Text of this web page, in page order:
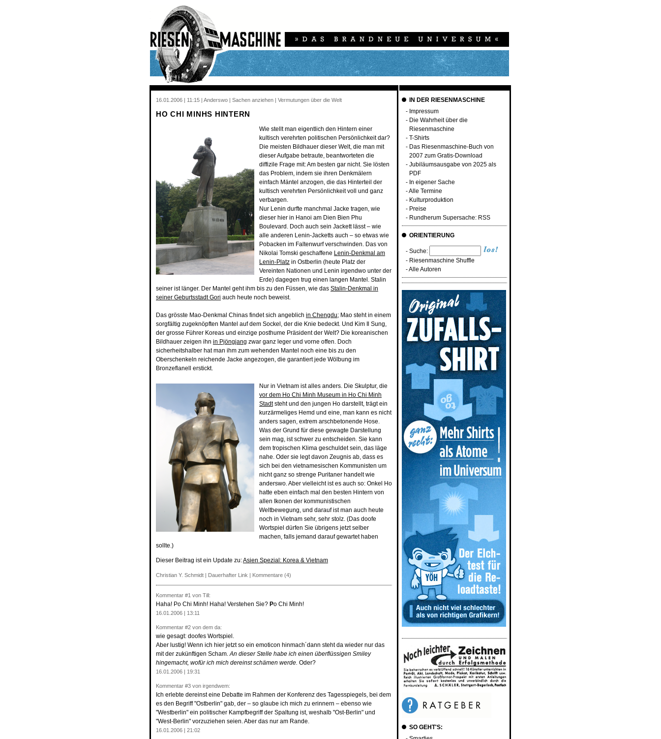
16.01.2006 | 11:15 | Anderswo | Sachen anziehen | Vermutungen über die Welt
HO CHI MINHS HINTERN
Wie stellt man eigentlich den Hintern einer
kultisch verehrten politischen Persönlichkeit dar?
Die meisten Bildhauer dieser Welt, die man mit
dieser Aufgabe betraute, beantworteten die
diffizile Frage mit: Am besten gar nicht. Sie lösten
das Problem, indem sie ihren Denkmälern
einfach Mäntel anzogen, die das Hinterteil der
kultisch verehrten Persönlichkeit voll und ganz
verbargen.
Nur Lenin durfte manchmal Jacke tragen, wie
dieser hier in Hanoi am Dien Bien Phu
Boulevard. Doch auch sein Jackett lässt – wie
alle anderen Lenin-Jacketts auch – so etwas wie
Pobacken im Faltenwurf verschwinden. Das von
Nikolai Tomski geschaffene Lenin-Denkmal am
Lenin-Platz in Ostberlin (heute Platz der
Vereinten Nationen und Lenin irgendwo unter der
Erde) dagegen trug einen langen Mantel. Stalin
seiner ist länger. Der Mantel geht ihm bis zu den Füssen, wie das Stalin-Denkmal in
seiner Geburtsstadt Gori auch heute noch beweist.
Das grösste Mao-Denkmal Chinas findet sich angeblich in Chengdu; Mao steht in einem
sorgfältig zugeknöpften Mantel auf dem Sockel, der die Knie bedeckt. Und Kim Il Sung,
der grosse Führer Koreas und einzige posthume Präsident der Welt? Die koreanischen
Bildhauer zeigen ihn in Pjöngjang zwar ganz leger und vorne offen. Doch
sicherheitshalber hat man ihm zum wehenden Mantel noch eine bis zu den
Oberschenkeln reichende Jacke angezogen, die garantiert jede Wölbung im
Bronzeflanell erstickt.
Nur in Vietnam ist alles anders. Die Skulptur, die
vor dem Ho Chi Minh Museum in Ho Chi Minh
Stadtsteht und den jungen Ho darstellt, trägt ein
kurzärmeliges Hemd und eine, man kann es nicht
anders sagen, extrem arschbetonende Hose.
Was der Grund für diese gewagte Darstellung
sein mag, ist schwer zu entscheiden. Sie kann
dem tropischen Klima geschuldet sein, das läge
nahe. Oder sie legt davon Zeugnis ab, dass es
sich bei den vietnamesischen Kommunisten um
nicht ganz so strenge Puritaner handelt wie
anderswo. Aber vielleicht ist es auch so: Onkel Ho
hatte eben einfach mal den besten Hintern von
allen Ikonen der kommunistischen
Weltbewegung, und darauf ist man auch heute
noch in Vietnam sehr, sehr stolz. (Das doofe
Wortspiel dürfen Sie übrigens jetzt selber
machen, falls jemand darauf gewartet haben
sollte.)
Dieser Beitrag ist ein Update zu:Asien Spezial: Korea & Vietnam
Christian Y. Schmidt | Dauerhafter Link | Kommentare (4)
Kommentar #1 von Till:
Haha! Po Chi Minh! Haha! Verstehen Sie? Po Chi Minh!
16.01.2006 | 13:11
Kommentar #2 von dem da:
wie gesagt: doofes Wortspiel.
Aber lustig! Wenn ich hier jetzt so ein emoticon hinmach´dann steht da wieder nur das
mit der zukünftigen Scham.An dieser Stelle habe ich einen überflüssigen Smiley
hingemacht, wofür ich mich dereinst schämen werde. Oder?
16.01.2006 | 19:31
Kommentar #3 von irgendwem:
Ich erlebte dereinst eine Debatte im Rahmen der Konferenz des Tagesspiegels, bei dem
es den Begriff "Ostberlin" gab, der – so glaube ich mich zu erinnern – ebenso wie
"Westberlin" ein politischer Kampfbegriff der Spaltung ist, weshalb "Ost-Berlin" und
"West-Berlin" vorzuziehen seien. Aber das nur am Rande.
16.01.2006 | 21:02
IN DER RIESENMASCHINE
- Impressum
- Die Wahrheit über die
Riesenmaschine
- T-Shirts
- Das Riesenmaschine-Buch von
2007 zum Gratis-Download
- Jubiläumsausgabe von 2025 als
PDF
- In eigener Sache
-Alle Termine
- Kulturproduktion
- Preise
- Rundherum Supersache: RSS
ORIENTIERUNG
- Suche:
- Riesenmaschine Shuffle
-Alle Autoren
SO GEHT'S: